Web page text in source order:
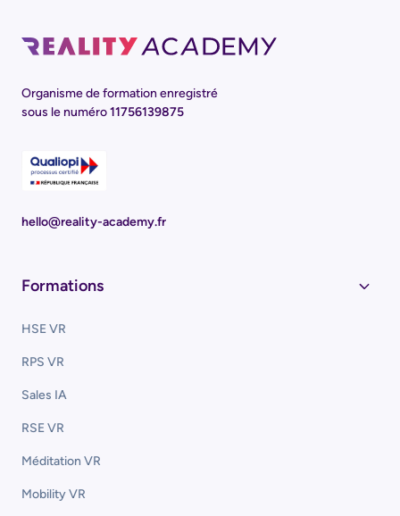
Organisme de formation enregistré
sous le numéro11756139875
hello@reality-academy.fr
Formations
HSE VR
RPS VR
Sales IA
RSE VR
Méditation VR
Mobility VR